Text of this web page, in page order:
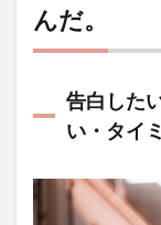
んだ。
告白した
い・タイ